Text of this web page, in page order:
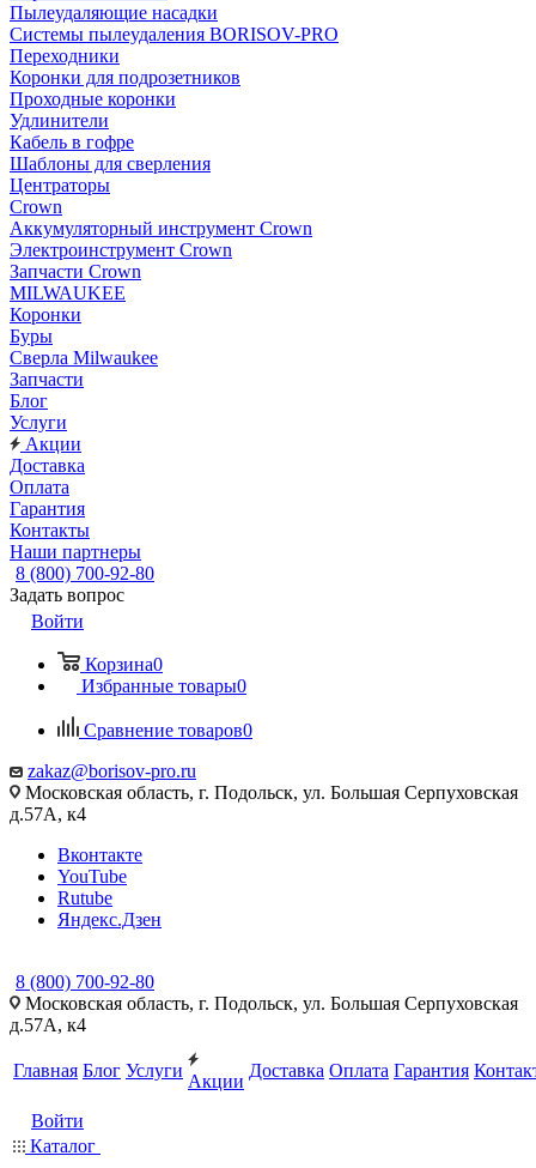
Пылеудаляющие насадки
Системы пылеудаления BORISOV-PRO
Переходники
Коронки для подрозетников
Проходные коронки
Удлинители
Кабель в гофре
Шаблоны для сверления
Центраторы
Crown
Аккумуляторный инструмент Crown
Электроинструмент Crown
Запчасти Crown
MILWAUKEE
Коронки
Буры
Сверла Milwaukee
Запчасти
Блог
Услуги
Акции
Доставка
Оплата
Гарантия
Контакты
Наши партнеры
8 (800) 700-92-80
Задать вопрос
Войти
Корзина0
Избранные товары0
Сравнение товаров0
zakaz@borisov-pro.ru
Московская область, г. Подольск, ул. Большая Серпуховская
д.57A, к4
Вконтакте
YouTube
Rutube
Яндекс.Дзен
8 (800) 700-92-80
Московская область, г. Подольск, ул. Большая Серпуховская
д.57A, к4
Главная Блог Услуги
Акции
Доставка Оплата Гарантия
Войти
Каталог